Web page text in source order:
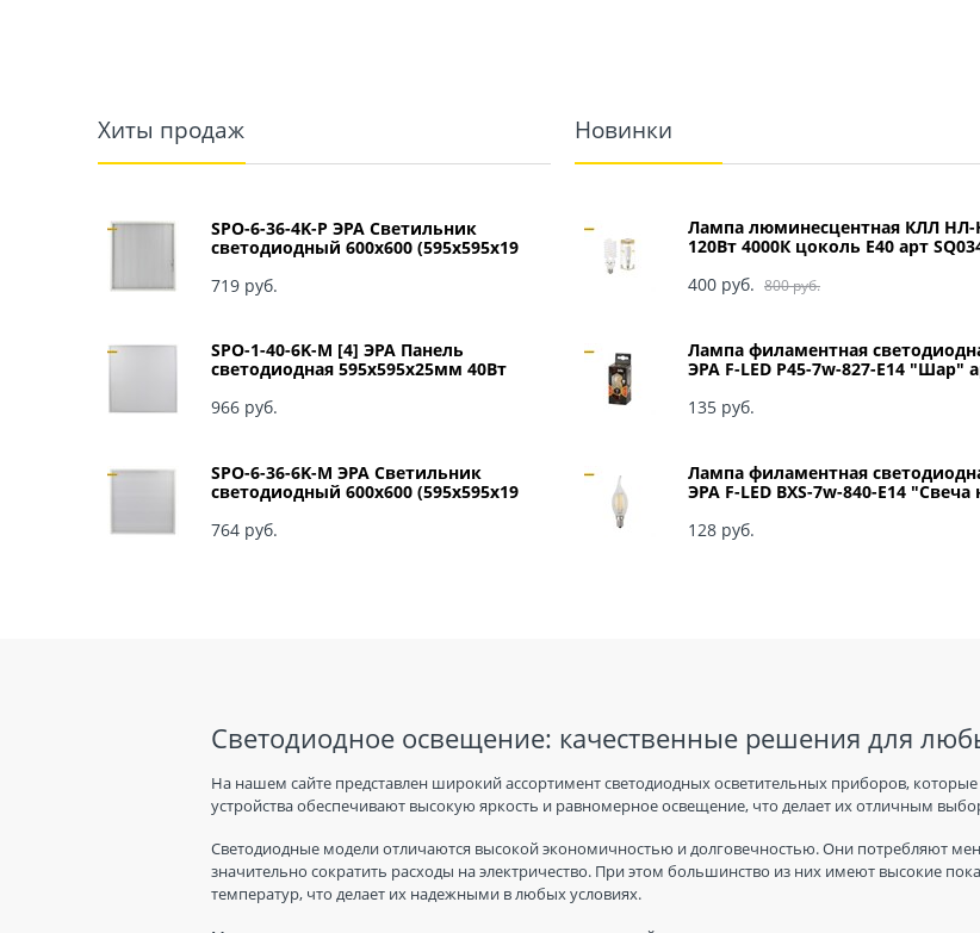
Хиты продаж
SPO-6-36-4K-P ЭРА Светильник
светодиодный 600х600 (595x595x19
Призма Б0039057
719 руб.
SPO-1-40-6K-M [4] ЭРА Панель
светодиодная 595x595x25мм 40Вт
966 руб.
SPO-6-36-6K-M ЭРА Светильник
светодиодный 600х600 (595x595x19
Матовый Б0039318
764 руб.
Новинки
Лампа люминесцентная КЛЛ НЛ-
120Вт 4000К цоколь Е40 арт
800 руб.
400 руб.
Лампа филаментная
ЭРА F-LED P45-7w-827-E14 "Шар"
135 руб.
Лампа филаментная
ЭРА F-LED BXS-7w-840-E14 "Свеча
128 руб.
Светодиодное освещение: качественные решения для
На нашем сайте представлен широкий ассортимент светодиодных осветительных приборов,
устройства обеспечивают высокую яркость и равномерное освещение, что делает их отличным
Светодиодные модели отличаются высокой экономичностью и долговечностью. Они потребляют
значительно сократить расходы на электричество. При этом большинство из них имеют высокие
температур, что делает их надежными в любых условиях.